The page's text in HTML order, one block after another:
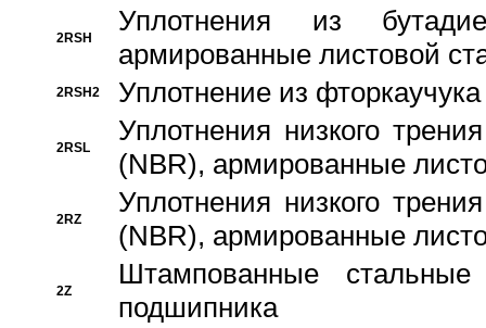
2RSH
Уплотнения из
армированные листовой
2RSH2 Уплотнение из
2RSL
Уплотнения низкого
(NBR), армированные
2RZ
Уплотнения низкого
(NBR), армированные
2Z
Штампованные
подшипника